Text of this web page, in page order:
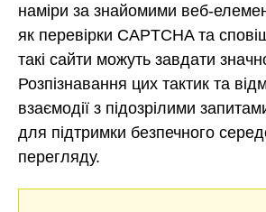
наміри за знайомими веб-
як перевірки CAPTCHA та
такі сайти можуть завдати
Розпізнавання цих тактик та
взаємодії з підозрілими
для підтримки безпечного
перегляду.